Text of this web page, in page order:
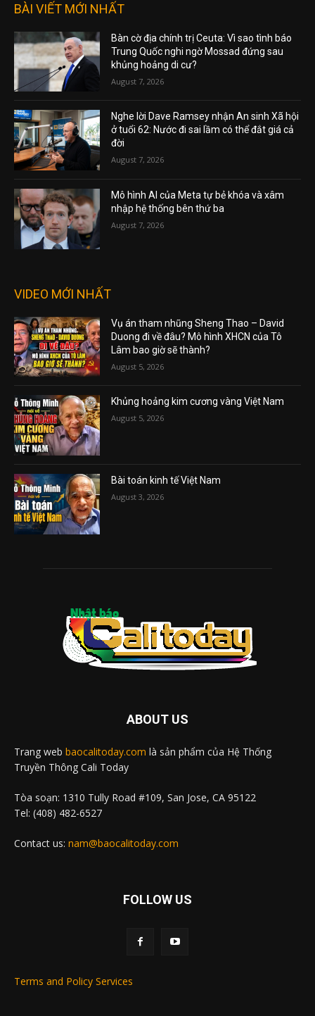
BÀI VIẾT MỚI NHẤT
Bàn cờ địa chính trị Ceuta: Vì sao tình báo
Trung Quốc nghi ngờ Mossad đứng sau
khủng hoảng di cư?
August 7, 2026
Nghe lời Dave Ramsey nhận An sinh Xã hội
ở tuổi 62: Nước đi sai lầm có thể đắt giá cả
đời
August 7, 2026
Mô hình AI của Meta tự bẻ khóa và xâm
nhập hệ thống bên thứ ba
August 7, 2026
VIDEO MỚI NHẤT
Vụ án tham nhũng Sheng Thao – David
Duong đi về đâu? Mô hình XHCN của Tô
Lâm bao giờ sẽ thành?
August 5, 2026
Khủng hoảng kim cương vàng Việt Nam
August 5, 2026
Bài toán kinh tế Việt Nam
August 3, 2026
ABOUT US
Trang web baocalitoday.com là sản phẩm của Hệ Thống
Truyền Thông Cali Today
Tòa soạn: 1310 Tully Road #109, San Jose, CA 95122
Tel: (408) 482-6527
Contact us: nam@baocalitoday.com
FOLLOW US
Terms and Policy Services